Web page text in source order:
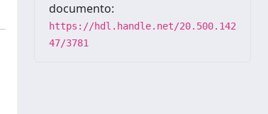
documento:
https://hdl.handle.net/20.500.142
47/3781